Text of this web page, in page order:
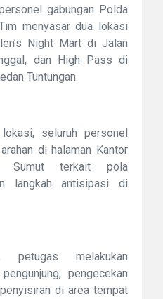
gabungan Polda
menyasar dua lokasi
Night Mart di Jalan
dan High Pass di
Tuntungan.
seluruh personel
di halaman Kantor
Sumut terkait pola
langkah antisipasi di
melakukan
pengecekan
di area tempat